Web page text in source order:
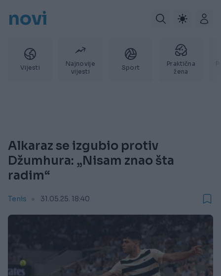
novi
Vijesti
Najnovije
vijesti
Sport
Praktična
žena
Alkaraz se izgubio protiv
Džumhura: „Nisam znao šta
radim“
Tenis 31.05.25. 18:40